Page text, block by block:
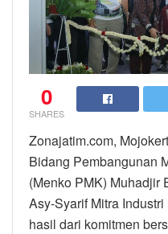
0
SHARES
Zonajatim.com,
Bidang Pembangunan
(Menko PMK) Muhadjir
Asy-Syarif Mitra
hasil dari komitmen